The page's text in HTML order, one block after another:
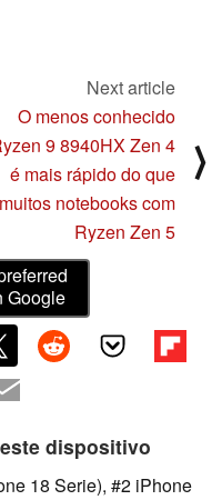
Next article
O menos conhecido
9 8940HX Zen 4
é mais rápido do que
muitos notebooks com
Ryzen Zen 5
⟩
Google
dispositivo
18 Serie), #2 iPhone